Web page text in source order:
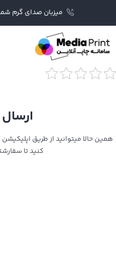
میزبان صدای گرم شما هستیم
همین حالا میتوانید از طریق
کنید تا